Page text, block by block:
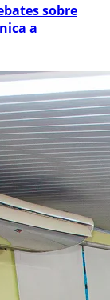
sobre
a